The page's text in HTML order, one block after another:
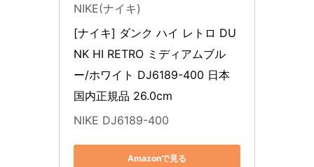
NIKE(ナイキ)
[ナイキ] ダンク ハイ レトロ DU
NK HI RETRO ミディアムブル
ー/ホワイト DJ6189-400 日本
国内正規品 26.0cm
NIKE DJ6189-400
Amazonで見る